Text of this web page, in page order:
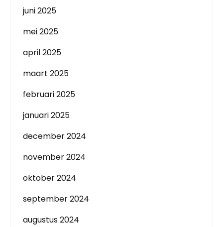
juni 2025
mei 2025
april 2025
maart 2025
februari 2025
januari 2025
december 2024
november 2024
oktober 2024
september 2024
augustus 2024